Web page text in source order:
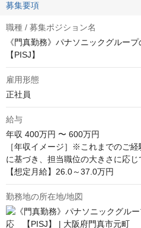
募集要項
職種 / 募集ポジション名
《門真勤務》パナソニックグルー
【PISJ】
雇用形態
正社員
給与
年収 400万円 〜 600万円
［年収イメージ］※これまでのご
に基づき、担当職位の大きさに応じ
【想定月給】26.0～37.0万円
勤務地の所在地/地図